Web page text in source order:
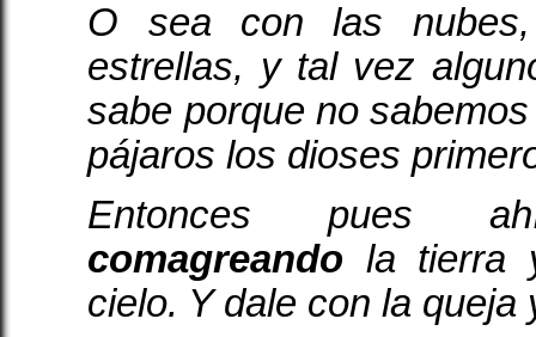
O sea con las
estrellas, y tal vez
sabe porque no
pájaros los dioses
Entonces pues
comagreando la tierra
cielo. Y dale con la queja